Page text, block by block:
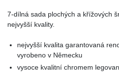
7-dílná sada plochých a křížových
nejvyšší kvality.
nejvyšší kvalita garantovaná
vyrobeno v Německu
vysoce kvalitní chromem